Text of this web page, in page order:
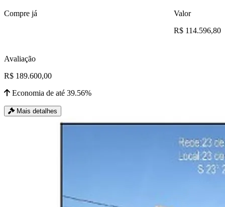
Compre já
Valor
R$ 114.596,80
Avaliação
R$ 189.600,00
Economia de até 39.56%
Mais detalhes